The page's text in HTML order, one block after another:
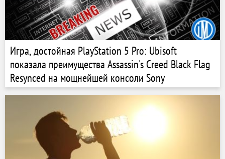
Игра, достойная PlayStation 5 Pro: Ubisoft
показала преимущества Assassin's Creed Black Flag
Resynced на мощнейшей консоли Sony